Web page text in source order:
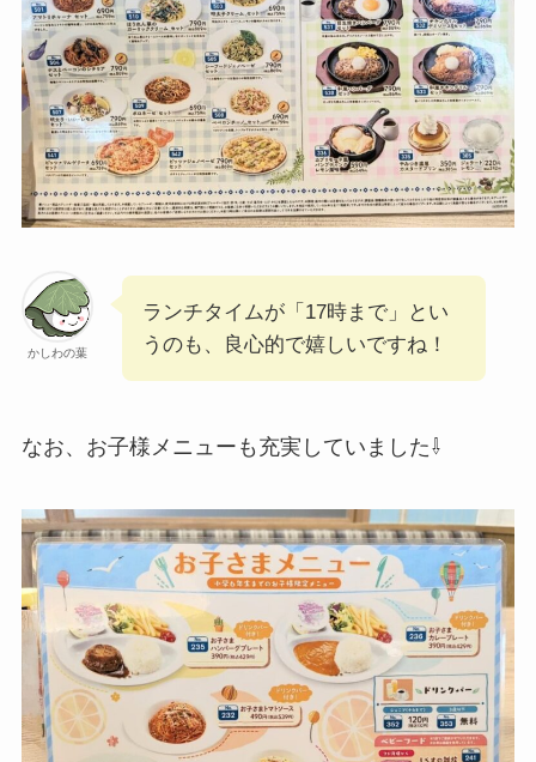
かしわの葉
ランチタイムが「17時まで」とい
うのも、良心的で嬉しいですね！
なお、お子様メニューも充実していました⇩